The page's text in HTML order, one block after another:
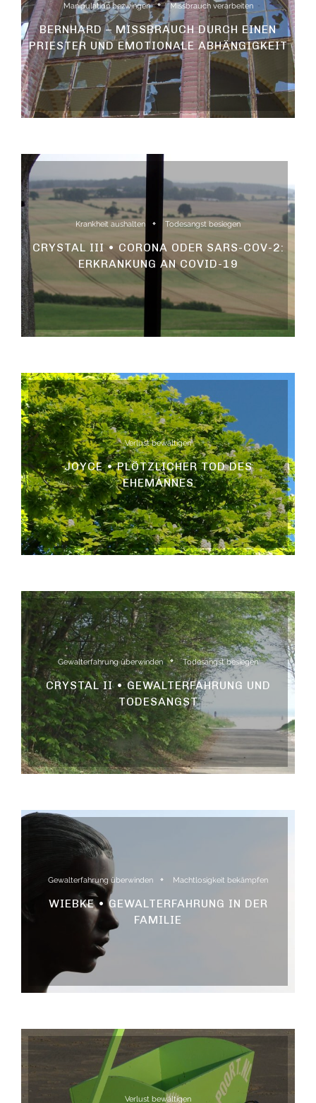
Manipulation bezwingen Missbrauch verarbeiten
BERNHARD – MISSBRAUCH DURCH EINEN
PRIESTER UND EMOTIONALE ABHÄNGIGKEIT
Krankheit aushalten Todesangst besiegen
CRYSTAL III • CORONA ODER SARS-COV-2:
ERKRANKUNG AN COVID-19
Verlust bewältigen
JOYCE • PLÖTZLICHER TOD DES
EHEMANNES
Gewalterfahrung überwinden Todesangst besiegen
CRYSTAL II • GEWALTERFAHRUNG UND
TODESANGST
Gewalterfahrung überwinden Machtlosigkeit bekämpfen
WIEBKE • GEWALTERFAHRUNG IN DER
FAMILIE
Verlust bewältigen